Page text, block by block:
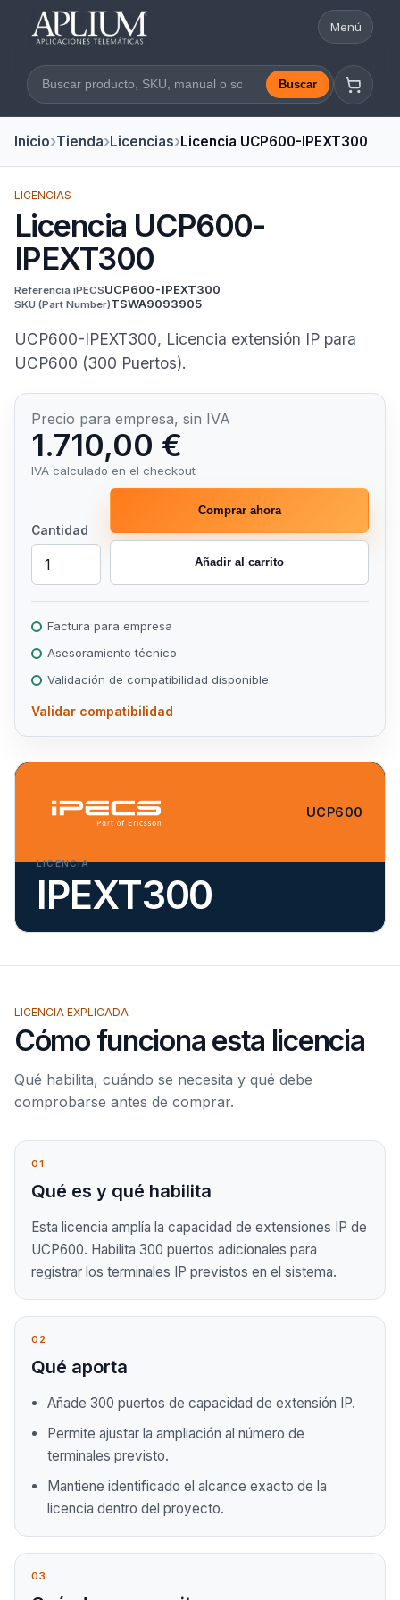
Abrir
Menú
Buscar en la web Buscar
Inicio Tienda Licencias Licencia UCP600-IPEXT300
UCP600
LICENCIA
IPEXT300
LICENCIAS
Licencia UCP600-
IPEXT300
Referencia iPECSUCP600-IPEXT300
SKU (Part Number)TSWA9093905
UCP600-IPEXT300, Licencia extensión IP para
UCP600 (300 Puertos).
Precio para empresa, sin IVA
1.710,00 €
IVA calculado en el checkout
Cantidad
Comprar ahora
Añadir al carrito
Factura para empresa
Asesoramiento técnico
Validación de compatibilidad disponible
Validar compatibilidad
LICENCIA EXPLICADA
Cómo funciona esta licencia
Qué habilita, cuándo se necesita y qué debe
comprobarse antes de comprar.
01
Qué es y qué habilita
Esta licencia amplía la capacidad de extensiones IP de
UCP600. Habilita 300 puertos adicionales para
registrar los terminales IP previstos en el sistema.
02
Qué aporta
Añade 300 puertos de capacidad de extensión IP.
Permite ajustar la ampliación al número de
terminales previsto.
Mantiene identificado el alcance exacto de la
licencia dentro del proyecto.
03